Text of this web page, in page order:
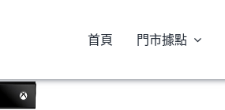
首頁 門市據點